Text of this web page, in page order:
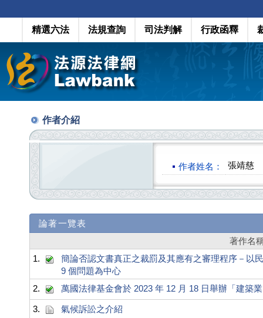
精選六法 法規查詢 司法判解 行政函釋
作者介紹
作者姓名： 張靖慈
論著一覽表
著作名
1.
簡論否認文書真正之裁罰及其應有之審理程序－以
9 個問題為中心
2.
萬國法律基金會於 2023 年 12 月 18 日舉辦「建築
3. 氣候訴訟之介紹